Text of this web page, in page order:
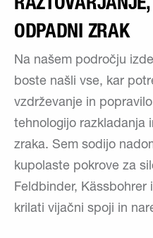
ODPADNI ZRAK
Na našem področju
boste našli vse, kar
vzdrževanje in
tehnologijo razkladanja
zraka. Sem sodijo
kupolaste pokrove za
Feldbinder, Kässbohrer
krilati vijačni spoji in